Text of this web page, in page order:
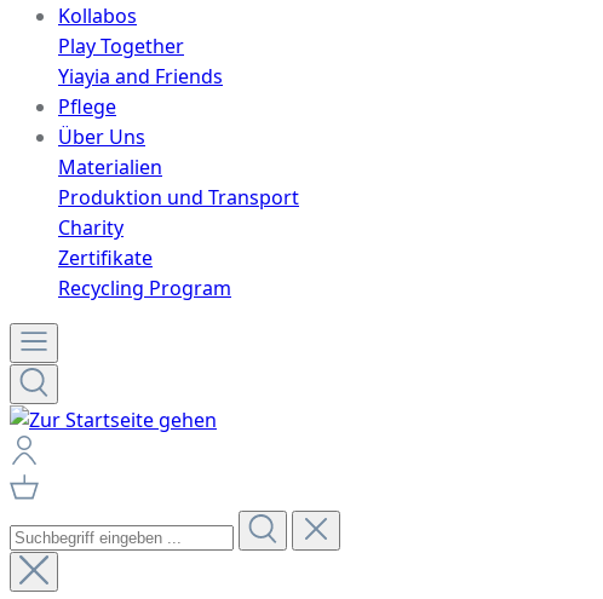
Kollabos
Play Together
Yiayia and Friends
Pflege
Über Uns
Materialien
Produktion und Transport
Charity
Zertifikate
Recycling Program